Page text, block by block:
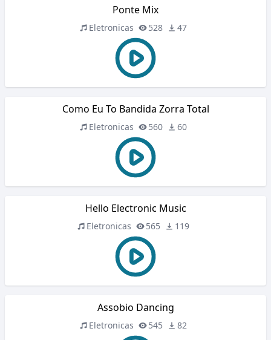
Ponte Mix
Eletronicas 528 47
Como Eu To Bandida Zorra Total
Eletronicas 560 60
Hello Electronic Music
Eletronicas 565 119
Assobio Dancing
Eletronicas 545 82